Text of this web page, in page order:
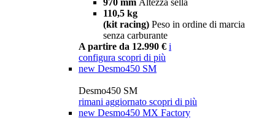
970 mm Altezza sella
110,5 kg
(kit racing) Peso in ordine di marcia
senza carburante
A partire da 12.990 € i
configura scopri di più
new Desmo450 SM
Desmo450 SM
rimani aggiornato scopri di più
new Desmo450 MX Factory